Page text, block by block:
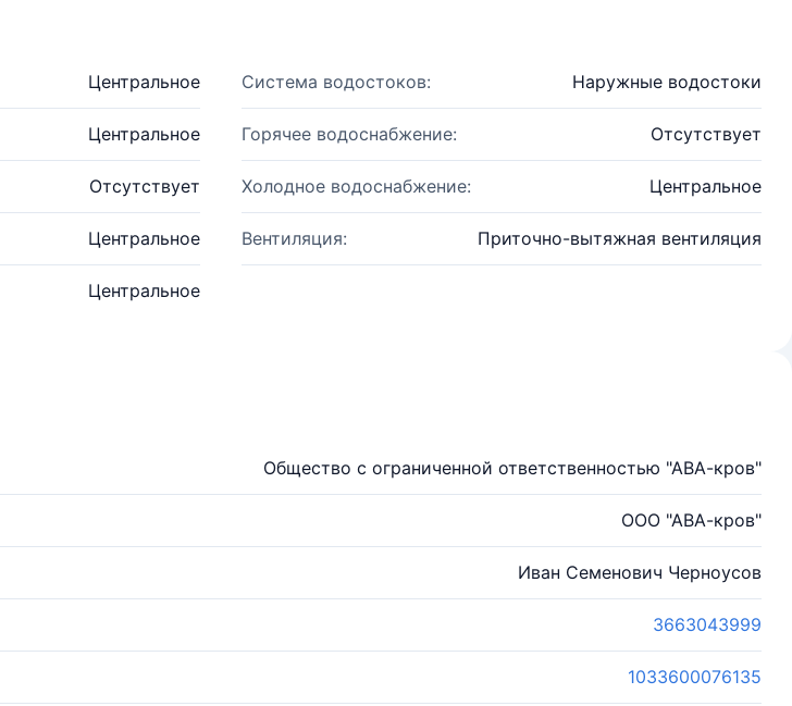
Центральное Система водостоков: Наружные водостоки
Центральное Горячее водоснабжение: Отсутствует
Отсутствует Холодное водоснабжение: Центральное
Центральное Вентиляция: Приточно-вытяжная вентиляция
Центральное
Общество с ограниченной ответственностью "АВА-кров"
ООО "АВА-кров"
Иван Семенович Черноусов
3663043999
1033600076135